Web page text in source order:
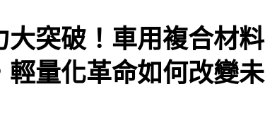
大突破！車用複合材料
量化革命如何改變未